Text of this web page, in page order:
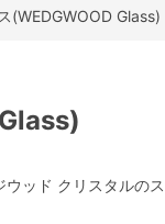
(WEDGWOOD Glass)
ッド クリスタルの